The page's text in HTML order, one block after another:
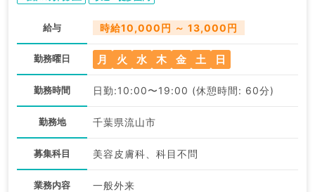
給与 時給10,000円 ～ 13,000円
勤務曜日 月 火 水 木 金 土 日
勤務時間 日勤:10:00〜19:00 (休憩時間: 60分)
勤務地 千葉県流山市
募集科目 美容皮膚科、科目不問
業務内容 一般外来